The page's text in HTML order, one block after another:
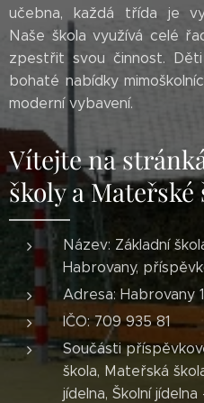
učebna, každá třída je
Naše škola využívá celé
zpestřit svou činnost.
bohaté nabídky
moderní vybavení.
Vítejte na
školy a
Název: Základní
Habrovany,
Adresa: Habrovany
IČO: 709 935 81
Součásti
škola, Mateřská
jídelna, Školní